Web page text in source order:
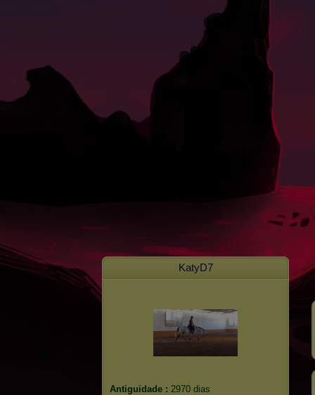
KatyD7
Antiguidade : 2970 dias